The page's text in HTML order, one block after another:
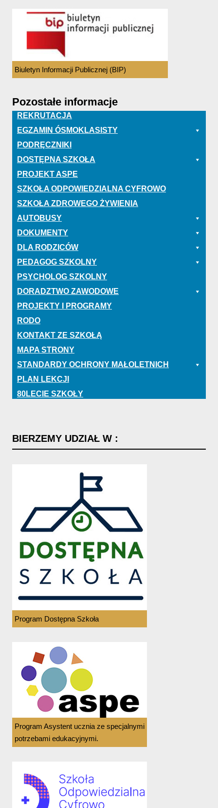
Biuletyn Informacji Publicznej (BIP)
Pozostałe informacje
REKRUTACJA
EGZAMIN ÓSMOKLASISTY
PODRĘCZNIKI
DOSTĘPNA SZKOŁA
PROJEKT ASPE
SZKOŁA ODPOWIEDZIALNA CYFROWO
SZKOŁA ZDROWEGO ŻYWIENIA
AUTOBUSY
DOKUMENTY
DLA RODZICÓW
PEDAGOG SZKOLNY
PSYCHOLOG SZKOLNY
DORADZTWO ZAWODOWE
PROJEKTY I PROGRAMY
RODO
KONTAKT ZE SZKOŁĄ
MAPA STRONY
STANDARDY OCHRONY MAŁOLETNICH
PLAN LEKCJI
80LECIE SZKOŁY
BIERZEMY UDZIAŁ W :
Program Dostępna Szkoła
Program Asystent ucznia ze specjalnymi
potrzebami edukacyjnymi.